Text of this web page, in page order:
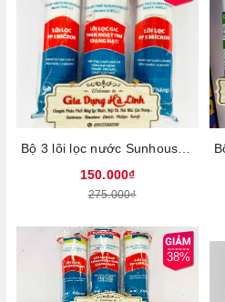
150.000₫
275.000₫
38%